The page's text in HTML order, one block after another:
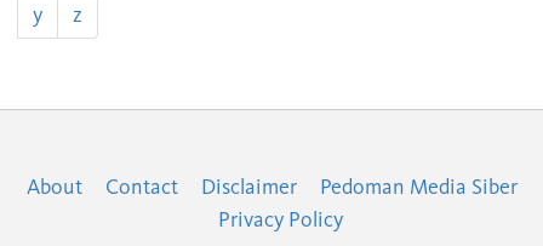
y
z
About Contact Disclaimer
Pedoman Media Siber
Privacy Policy